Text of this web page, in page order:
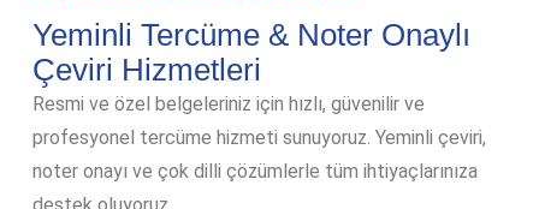
Yeminli Tercüme & Noter Onaylı
Çeviri Hizmetleri
Resmi ve özel belgeleriniz için hızlı, güvenilir ve
profesyonel tercüme hizmeti sunuyoruz. Yeminli çeviri,
noter onayı ve çok dilli çözümlerle tüm ihtiyaçlarınıza